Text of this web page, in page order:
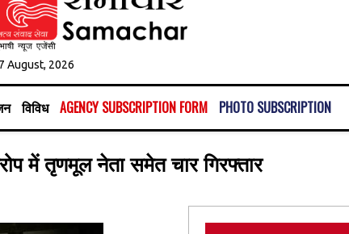
August, 2026
विविध AGENCY SUBSCRIPTION FORM PHOTO SUBSCRIPTION
में तृणमूल नेता समेत चार गिरफ्तार